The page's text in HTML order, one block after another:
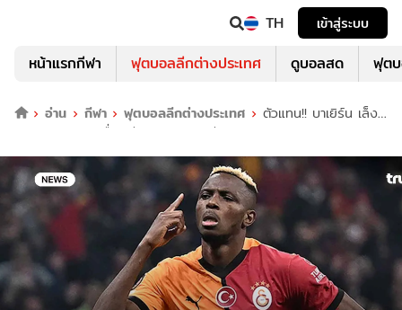
TH เข้าสู่ระบบ
หน้าแรกกีฬา ฟุตบอลลีกต่างประเทศ ดูบอลสด ฟุต
อ่าน กีฬา ฟุตบอลลีกต่างประเทศ
ตัวแทน!! บาเยิร์น เล็ง
คว้า 'โอซิมเฮน' เพื่อเตรียมพร้อมหากเสีย 'เคน'